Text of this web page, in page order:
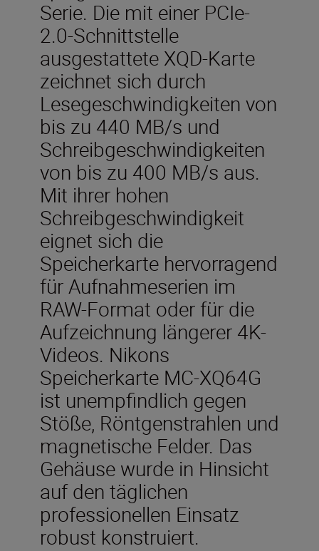
Serie. Die mit einer PCIe-
2.0-Schnittstelle
ausgestattete XQD-Karte
zeichnet sich durch
Lesegeschwindigkeiten von
bis zu 440 MB/s und
Schreibgeschwindigkeiten
von bis zu 400 MB/s aus.
Mit ihrer hohen
Schreibgeschwindigkeit
eignet sich die
Speicherkarte hervorragend
für Aufnahmeserien im
RAW-Format oder für die
Aufzeichnung längerer 4K-
Videos. Nikons
Speicherkarte MC-XQ64G
ist unempfindlich gegen
Stöße, Röntgenstrahlen und
magnetische Felder. Das
Gehäuse wurde in Hinsicht
auf den täglichen
professionellen Einsatz
robust konstruiert.